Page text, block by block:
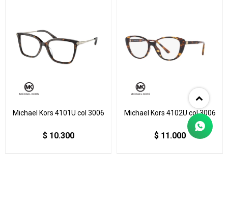
Michael Kors 4101U col 3006
$ 10.300
Michael Kors 4102U col 3006
$ 11.000